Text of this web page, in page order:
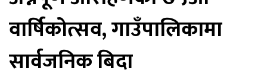
वार्षिकोत्सव, गाउँपालिकामा
सार्वजनिक बिदा